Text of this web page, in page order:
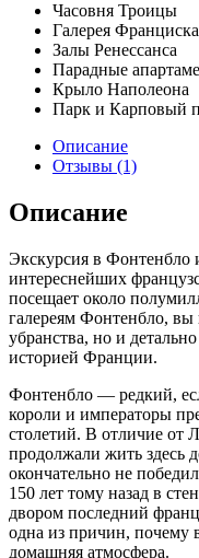
Часовня Троицы
Галерея
Залы Ренессанса
Парадные
Крыло Наполеона
Парк и Карповый
Описание
Отзывы (1)
Описание
Экскурсия в Фонтенбло
интереснейших
посещает около
галереям Фонтенбло, вы
убранства, но и
историей Франции.
Фонтенбло — редкий,
короли и императоры
столетий. В отличие от
продолжали жить здесь
окончательно не
150 лет тому назад в
двором последний
одна из причин, почему
домашняя атмосфера.